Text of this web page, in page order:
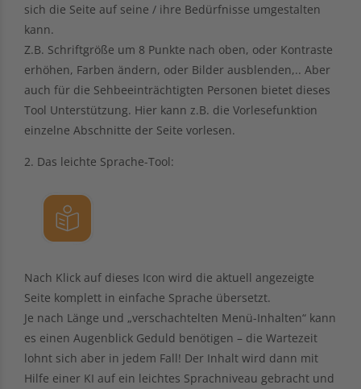
sich die Seite auf seine / ihre Bedürfnisse umgestalten
kann.
Z.B. Schriftgröße um 8 Punkte nach oben, oder Kontraste
erhöhen, Farben ändern, oder Bilder ausblenden,.. Aber
auch für die Sehbeeinträchtigten Personen bietet dieses
Tool Unterstützung. Hier kann z.B. die Vorlesefunktion
einzelne Abschnitte der Seite vorlesen.
2. Das leichte Sprache-Tool:
Nach Klick auf dieses Icon wird die aktuell angezeigte
Seite komplett in einfache Sprache übersetzt.
Je nach Länge und „verschachtelten Menü-Inhalten“ kann
es einen Augenblick Geduld benötigen – die Wartezeit
lohnt sich aber in jedem Fall! Der Inhalt wird dann mit
Hilfe einer KI auf ein leichtes Sprachniveau gebracht und